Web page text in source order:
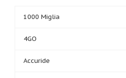
1000 Miglia
4GO
Accuride